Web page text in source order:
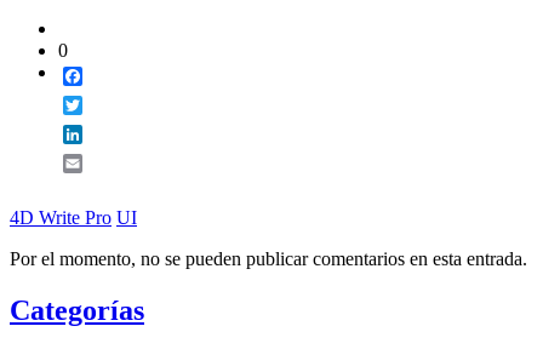
0
4D Write Pro UI
Por el momento, no se pueden publicar comentarios en esta entrada.
Categorías